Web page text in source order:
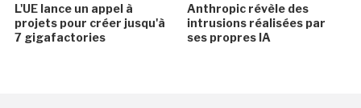
L'UE lance un appel à
projets pour créer jusqu'à
7 gigafactories
Anthropic révèle des
intrusions réalisées par
ses propres IA